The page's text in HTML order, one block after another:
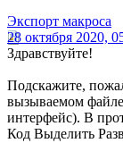
Экспорт макроса
28 октября 2020,
Здравствуйте!
Подскажите,
вызываемом
интерфейс). В
Код Выделить